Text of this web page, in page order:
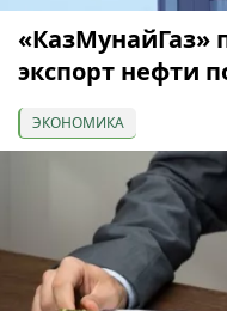
«КазМунайГаз»
экспорт нефти
ЭКОНОМИКА